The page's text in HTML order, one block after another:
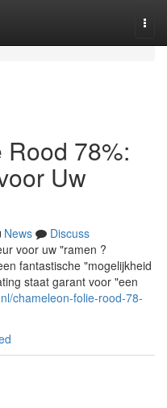
78%:
Uw
News
Discuss
voor uw "ramen ?
fantastische "mogelijkheid
staat garant voor "een
chameleon-folie-rood-78-